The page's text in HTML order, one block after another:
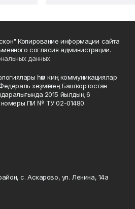
Копирование информации сайта
согласия администрации.
данных
һәм киң коммуникациялар
Федераль хеҙмәттең Башҡортостан
2015 йылдың 6
номеры ПИ № ТУ 02-01480.
с. Аскарово, ул. Ленина, 14а